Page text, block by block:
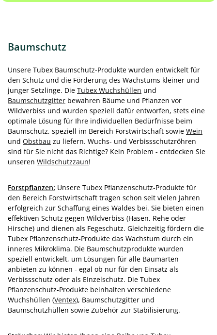
Baumschutz
Unsere Tubex Baumschutz-Produkte wurden entwickelt für
den Schutz und die Förderung des Wachstums kleiner und
junger Setzlinge. Die Tubex Wuchshüllen und
Baumschutzgitter bewahren Bäume und Pflanzen vor
Wildverbiss und wurden speziell dafür entworfen, stets eine
optimale Lösung für Ihre individuellen Bedürfnisse beim
Baumschutz, speziell im Bereich Forstwirtschaft sowie Wein-
und Obstbau zu liefern. Wuchs- und Verbissschutzröhren
sind für Sie nicht das Richtige? Kein Problem - entdecken Sie
unseren Wildschutzzaun!
Forstpflanzen: Unsere Tubex Pflanzenschutz-Produkte für
den Bereich Forstwirtschaft tragen schon seit vielen Jahren
erfolgreich zur Schaffung eines Waldes bei. Sie bieten einen
effektiven Schutz gegen Wildverbiss (Hasen, Rehe oder
Hirsche) und dienen als Fegeschutz. Gleichzeitig fördern die
Tubex Pflanzenschutz-Produkte das Wachstum durch ein
inneres Mikroklima. Die Baumschutzprodukte wurden
speziell entwickelt, um Lösungen für alle Baumarten
anbieten zu können - egal ob nur für den Einsatz als
Verbissschutz oder als EInzelschutz. Die Tubex
Pflanzenschutz-Produkte beinhalten verschiedene
Wuchshüllen (Ventex), Baumschutzgitter und
Baumschutzhüllen sowie Zubehör zur Stabilisierung.